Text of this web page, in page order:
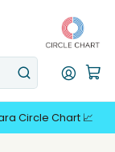
Circle Chart 📈